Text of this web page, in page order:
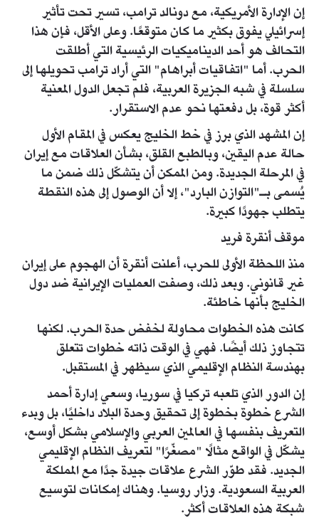
إن الإدارة الأمريكية، مع دونالد ترامب، تسير تحت تأثير
إسرائيلي يفوق بكثير ما كان متوقعًا. وعلى الأقل، فإن هذا
التحالف هو أحد الديناميكيات الرئيسية التي أطلقت
الحرب. أما "اتفاقيات أبراهام" التي أراد ترامب تحويلها إلى
سلسلة في شبه الجزيرة العربية، فلم تجعل الدول المعنية
أكثر قوة، بل دفعتها نحو عدم الاستقرار.
إن المشهد الذي برز في خط الخليج يعكس في المقام الأول
حالة عدم اليقين، وبالطبع القلق، بشأن العلاقات مع إيران
في المرحلة الجديدة. ومن الممكن أن يتشكّل ذلك ضمن ما
يُسمى بـ"التوازن البارد"، إلا أن الوصول إلى هذه النقطة
يتطلب جهودًا كبيرة.
موقف أنقرة فريد
منذ اللحظة الأولى للحرب، أعلنت أنقرة أن الهجوم على إيران
غير قانوني. وبعد ذلك، وصفت العمليات الإيرانية ضد دول
الخليج بأنها خاطئة.
كانت هذه الخطوات محاولة لخفض حدة الحرب. لكنها
تتجاوز ذلك أيضًا. فهي في الوقت ذاته خطوات تتعلق
بهندسة النظام الإقليمي الذي سيظهر في المستقبل.
إن الدور الذي تلعبه تركيا في سوريا، وسعي إدارة أحمد
الشرع خطوة بخطوة إلى تحقيق وحدة البلاد داخليًا، بل وبدء
التعريف بنفسها في العالمين العربي والإسلامي بشكل أوسع،
يشكّل في الواقع مثالًا "مصغّرًا" لتعريف النظام الإقليمي
الجديد. فقد طوّر الشرع علاقات جيدة جدًا مع المملكة
العربية السعودية. وزار روسيا. وهناك إمكانات لتوسيع
شبكة هذه العلاقات أكثر.